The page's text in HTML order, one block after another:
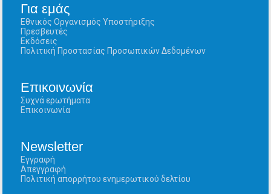
Για εμάς
Εθνικός Οργανισμός Υποστήριξης
Πρεσβευτές
Εκδόσεις
Πολιτική Προστασίας Προσωπικών Δεδομένων
Επικοινωνία
Συχνά ερωτήματα
Επικοινωνία
Newsletter
Εγγραφή
Απεγγραφή
Πολιτική απορρήτου ενημερωτικού δελτίου